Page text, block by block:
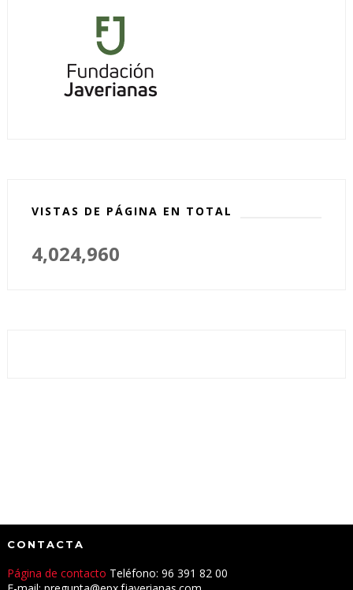
VISTAS DE PÁGINA EN TOTAL
4,024,960
CONTACTA
Página de contacto Teléfono: 96 391 82 00